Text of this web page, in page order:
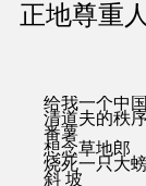
正地尊重
给我一个中
清道夫的秩
番薯
想念草地郎
烧死一只大
斜 坡